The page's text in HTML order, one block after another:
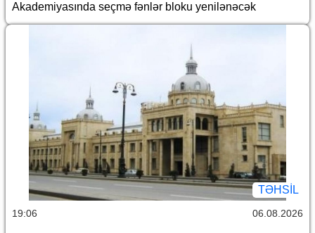
Akademiyasında seçmə fənlər bloku yenilənəcək
TƏHSIL
19:06 06.08.2026